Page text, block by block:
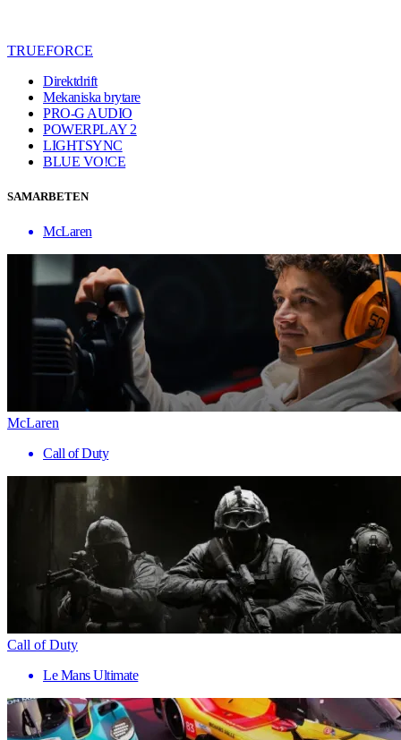
TRUEFORCE
Direktdrift
Mekaniska brytare
PRO-G AUDIO
POWERPLAY 2
LIGHTSYNC
BLUE VO!CE
SAMARBETEN
McLaren
McLaren
Call of Duty
Call of Duty
Le Mans Ultimate